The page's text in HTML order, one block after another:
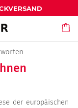
der europäischen